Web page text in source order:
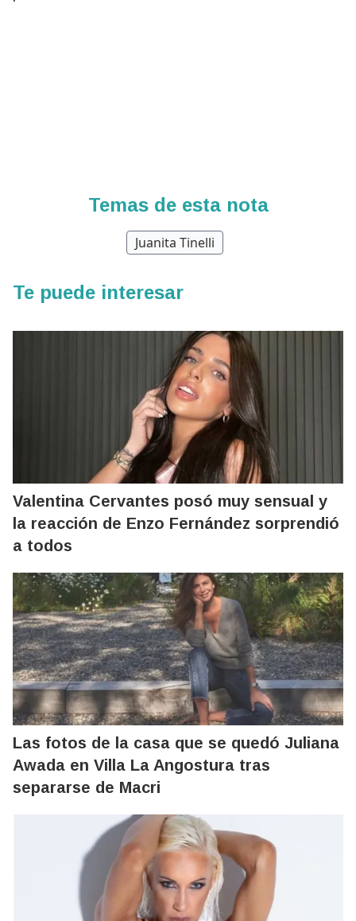
Temas de esta nota
Juanita Tinelli
Te puede interesar
Valentina Cervantes posó muy sensual y
la reacción de Enzo Fernández sorprendió
a todos
Las fotos de la casa que se quedó Juliana
Awada en Villa La Angostura tras
separarse de Macri